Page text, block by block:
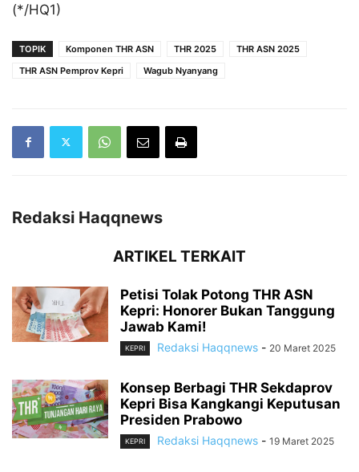
(*/HQ1)
TOPIK Komponen THR ASN THR 2025
THR ASN 2025
THR ASN Pemprov Kepri
Wagub Nyanyang
Redaksi Haqqnews
ARTIKEL TERKAIT
Petisi Tolak Potong THR ASN
Kepri: Honorer Bukan Tanggung
Jawab Kami!
KEPRI Redaksi Haqqnews - 20 Maret 2025
Konsep Berbagi THR Sekdaprov
Kepri Bisa Kangkangi Keputusan
Presiden Prabowo
KEPRI Redaksi Haqqnews - 19 Maret 2025